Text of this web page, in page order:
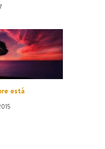
está